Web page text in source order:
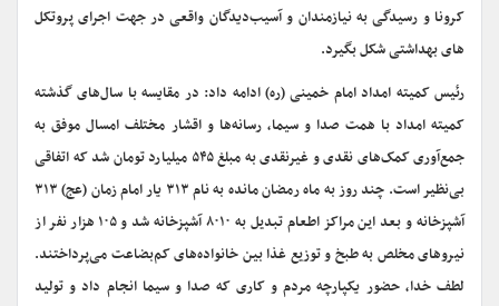
کرونا و رسیدگی به نیازمندان و آسیب‌دیدگان واقعی در جهت اجرای پروتکل
های بهداشتی شکل بگیرد.
رئیس کمیته امداد امام خمینی (ره) ادامه داد: در مقایسه با سال‌های گذشته
کمیته امداد با همت صدا و سیما، رسانه‌ها و اقشار مختلف امسال موفق به
جمع‌آوری کمک‌های نقدی و غیرنقدی به مبلغ ۵۴۵ میلیارد تومان شد که اتفاقی
بی‌نظیر است. چند روز به ماه رمضان مانده به نام ۳۱۳ یار امام زمان (عج) ۳۱۳
آشپزخانه و بعد این مراکز اطعام تبدیل به ۸۰۱۰ آشپزخانه شد و ۱۰۵ هزار نفر از
نیروهای مخلص به طبخ و توزیع غذا بین خانواده‌های کم‌بضاعت می‌پرداختند.
لطف خدا، حضور یکپارچه مردم و کاری که صدا و سیما انجام داد و تولید